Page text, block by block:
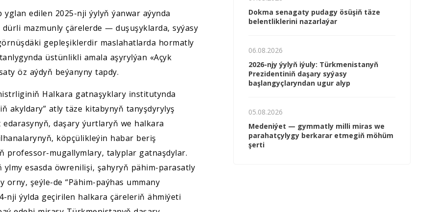
edilen 2025-nji ýylyň ýanwar aýynda
mazmunly çärelerde — duşuşyklarda, syýasy
gepleşiklerdir maslahatlarda hormatly
üstünlikli amala aşyrylýan «Açyk
öz aýdyň beýanyny tapdy.
Halkara gatnaşyklary institutynda
akyldary” atly täze kitabynyň tanyşdyrylyş
daşary ýurtlaryň we halkara
köpçülikleýin habar beriş
professor-mugallymlary, talyplar gatnaşdylar.
esasda öwrenilişi, şahyryň pähim-parasatly
şeýle-de “Pähim-paýhas ummany
nji ýylda geçirilen halkara çäreleriň ähmiýeti
Dokma senagaty pudagy ösüşiň täze
belentliklerini nazarlaýar
06.08.2026
2026-njy ýylyň iýuly: Türkmenistanyň
Prezidentiniň daşary syýasy
başlangyçlaryndan ugur alyp
05.08.2026
Me­de­ni­ýet — gym­mat­ly milli mi­ras we
pa­ra­hat­çy­ly­gy ber­ka­rar et­me­giň mö­hüm
şer­ti